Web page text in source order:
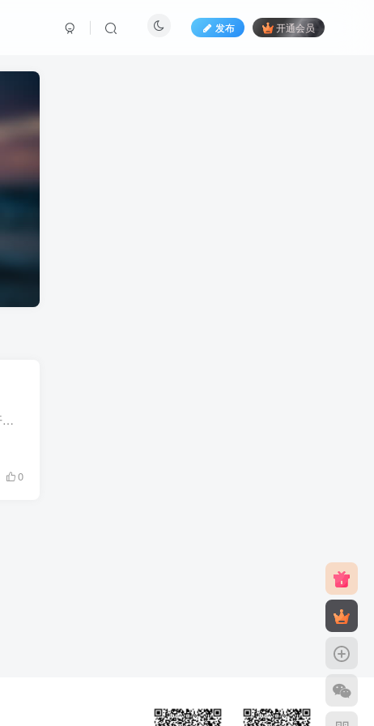
发布 开通会员
Foxit PhantomPDF，中文名叫福昕高级PDF编辑器，又叫福昕凤腾PDF套件，是福昕公司开发的一款可以与 Adobe Acrobat Pro 相媲美的专业的PDF编辑软件，在国内外都很有名，用户众多。通过福昕高级PD...
0